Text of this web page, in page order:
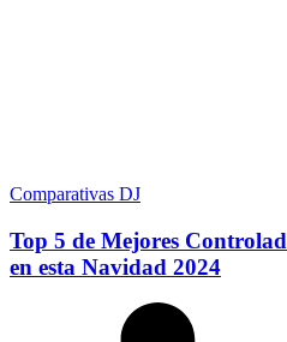
Comparativas DJ
Top 5 de Mejores
en esta Navidad 2024